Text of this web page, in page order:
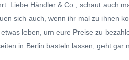
Liebe Händler & Co., schaut auch
sich auch, wenn ihr mal zu ihnen
leben, um eure Preise zu
in Berlin basteln lassen, geht gar